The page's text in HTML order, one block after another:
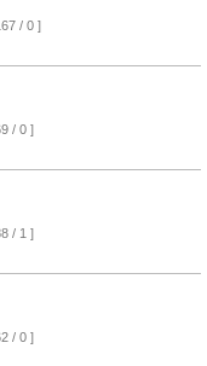
/ 0 ]
/ 0 ]
/ 1 ]
/ 0 ]